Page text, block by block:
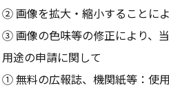
② 画像を拡大・縮小することに
③ 画像の色味等の修正により、
用途の申請に関して
① 無料の広報誌、機関紙等：使